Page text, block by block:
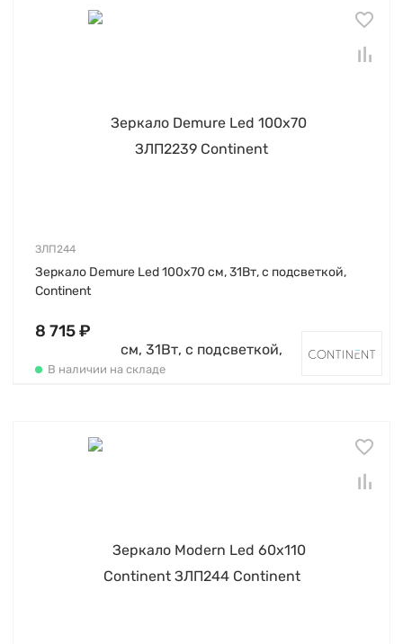
ЗЛП244
Зеркало Demure Led 100х70 см, 31Вт, с подсветкой,
Continent
8 715 ₽
В наличии на складе